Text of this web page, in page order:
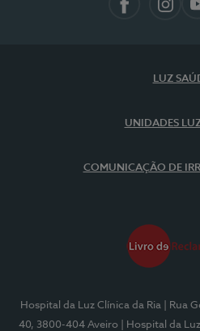
LUZ
UNIDADES
COMUNICAÇÃO DE
Hospital da Luz Clínica da Ria
| Rua
40, 3800-404 Aveiro
| Hospital da